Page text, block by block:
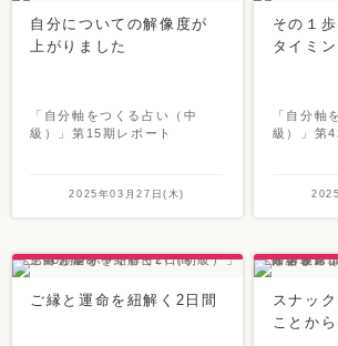
自分についての解像度が
上がりました
「自分軸をつくる占い（中
級）」第15期レポート
2025年03月27日(木)
その１
タイミ
「自分軸
級）」第
ご縁と運命を紐解く2日間
スナッ
ことか